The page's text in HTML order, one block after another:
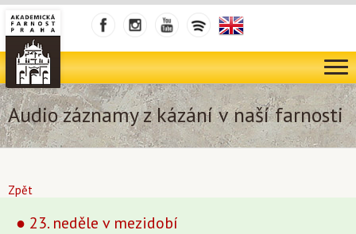
Audio záznamy z kázání v naší farnosti
Zpět
● 23. neděle v mezidobí